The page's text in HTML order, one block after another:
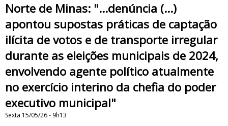
Norte de Minas: "...denúncia (...)
apontou supostas práticas de captação
ilícita de votos e de transporte irregular
durante as eleições municipais de 2024,
envolvendo agente político atualmente
no exercício interino da chefia do poder
executivo municipal"
Sexta 15/05/26 - 9h13